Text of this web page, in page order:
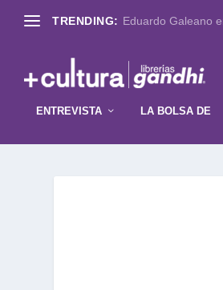
TRENDING: Eduardo Galeano
ENTREVISTA LA BOLSA DE